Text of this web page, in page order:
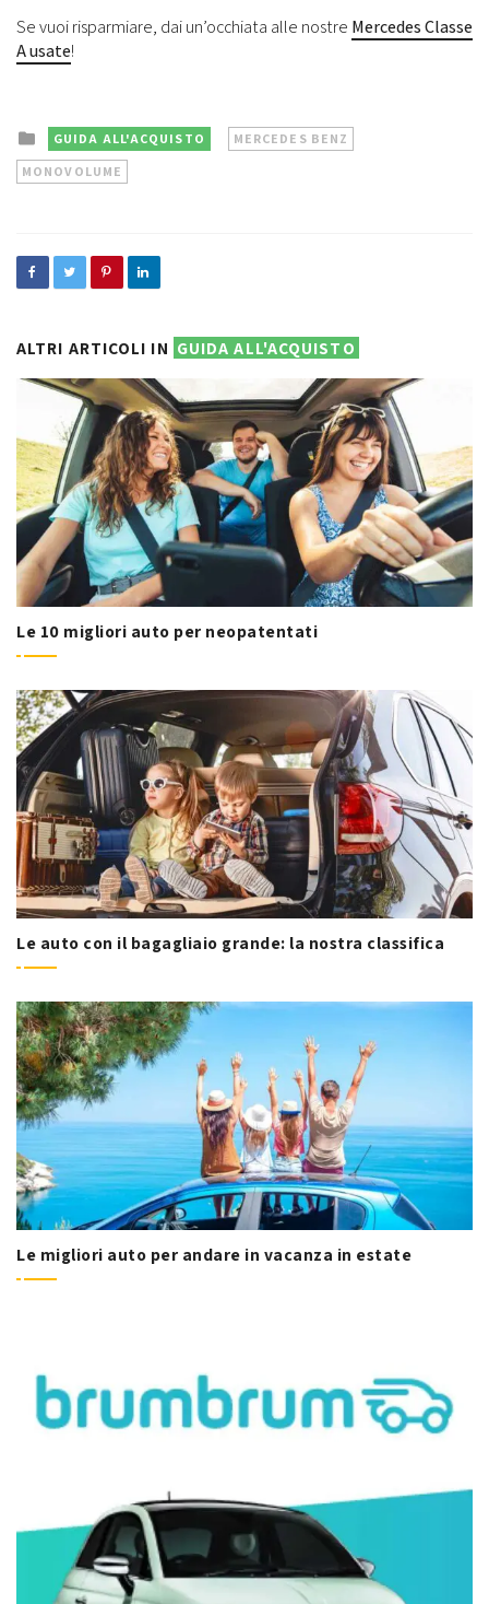
Se vuoi risparmiare, dai un’occhiata alle nostre Mercedes Classe
A usate!
Posted
in
GUIDA ALL'ACQUISTO
MERCEDES BENZ
MONOVOLUME
ALTRI ARTICOLI IN GUIDA ALL'ACQUISTO
Le 10 migliori auto per neopatentati
Le auto con il bagagliaio grande: la nostra classifica
Le migliori auto per andare in vacanza in estate